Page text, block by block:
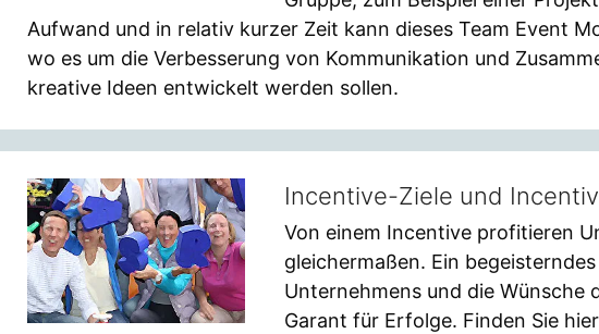
Aufwand und in relativ kurzer Zeit kann dieses Team Event
wo es um die Verbesserung von Kommunikation und
kreative Ideen entwickelt werden sollen.
Incentive-Ziele und
Von einem Incentive profitieren
gleichermaßen. Ein
Unternehmens und die
Garant für Erfolge. Finden Sie